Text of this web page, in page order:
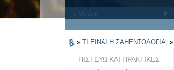
» Μενού
» ΤΙ ΕΙΝΑΙ Η ΣΑΗΕΝΤΟΛΟΓΙΑ; »
ΠΙΣΤΕΥΩ ΚΑΙ ΠΡΑΚΤΙΚΕΣ